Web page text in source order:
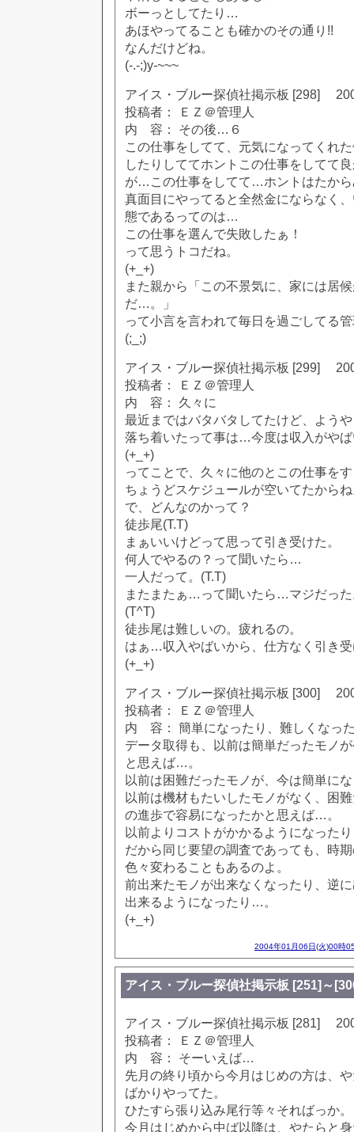
ボーっとしてたり…
あほやってることも確かのその通り!!
なんだけどね。
(-.-;)y-~~~
アイス・ブルー探偵社掲示板 [298]
投稿者： ＥＺ＠管理人
内 容： その後…６
この仕事をしてて、元気になってくれ
したりしててホントこの仕事をしてて
が…この仕事をしてて…ホントはたか
真面目にやってると全然金にならなく
態であるってのは…
この仕事を選んで失敗したぁ！
って思うトコだね。
(+_+)
また親から「この不景気に、家には居
だ…。」
って小言を言われて毎日を過ごしてる
(;_;)
アイス・ブルー探偵社掲示板 [299]
投稿者： ＥＺ＠管理人
内 容： 久々に
最近まではバタバタしてたけど、よう
落ち着いたって事は…今度は収入がや
(+_+)
ってことで、久々に他のとこの仕事を
ちょうどスケジュールが空いてたから
で、どんなのかって？
徒歩尾(T.T)
まぁいいけどって思って引き受けた。
何人でやるの？って聞いたら…
一人だって。(T.T)
またまたぁ…って聞いたら…マジだっ
(T^T)
徒歩尾は難しいの。疲れるの。
はぁ…収入やばいから、仕方なく引き
(+_+)
アイス・ブルー探偵社掲示板 [300]
投稿者： ＥＺ＠管理人
内 容： 簡単になったり、難しくなっ
データ取得も、以前は簡単だったモノ
と思えば…。
以前は困難だったモノが、今は簡単に
以前は機材もたいしたモノがなく、困
の進歩で容易になったかと思えば…。
以前よりコストがかかるようになった
だから同じ要望の調査であっても、時
色々変わることもあるのよ。
前出来たモノが出来なくなったり、逆
出来るようになったり…。
(+_+)
2004年01月06日(火)00時
アイス・ブルー探偵社掲示板 [251]～
アイス・ブルー探偵社掲示板 [281]
投稿者： ＥＺ＠管理人
内 容： そーいえば…
先月の終り頃から今月はじめの方は、
ばかりやってた。
ひたすら張り込み尾行等々そればっか。
今月はじめから中ば以降は、やたらと